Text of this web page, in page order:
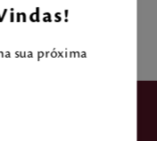
sua próxima
350ml (9892) de R$
de 10/09/2025 a